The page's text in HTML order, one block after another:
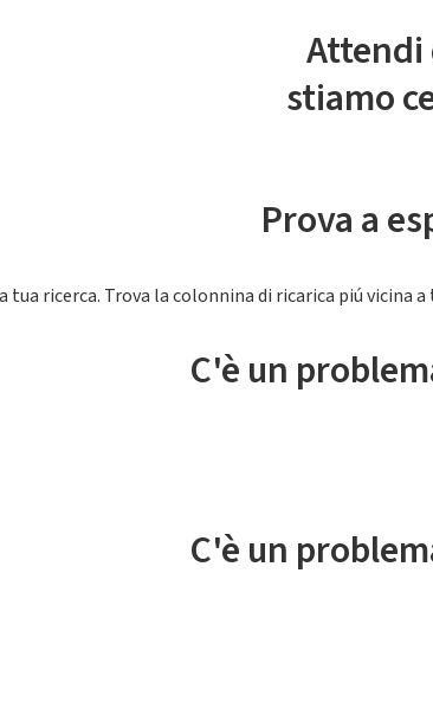
Attendi
stiamo
Prova a
ricerca. Trova la colonnina di ricarica piú vicina
C'è un
C'è un